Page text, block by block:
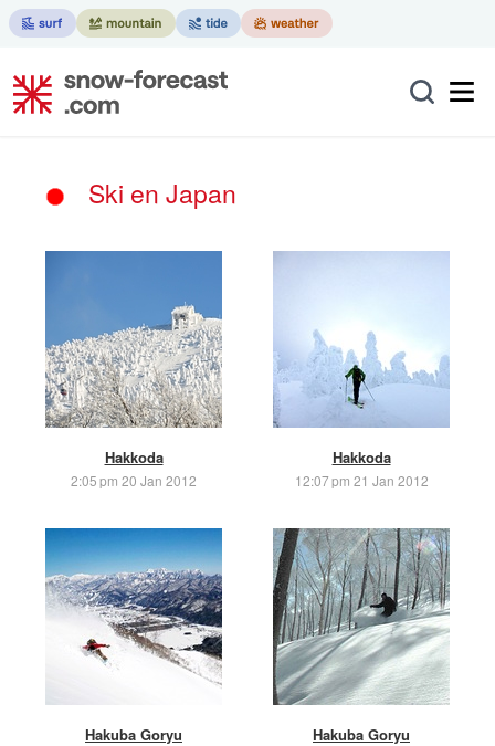
Ski en Japan
Hakkoda
2:05 pm 20 Jan 2012
Hakkoda
12:07 pm 21 Jan 2012
Hakuba Goryu Hakuba Goryu